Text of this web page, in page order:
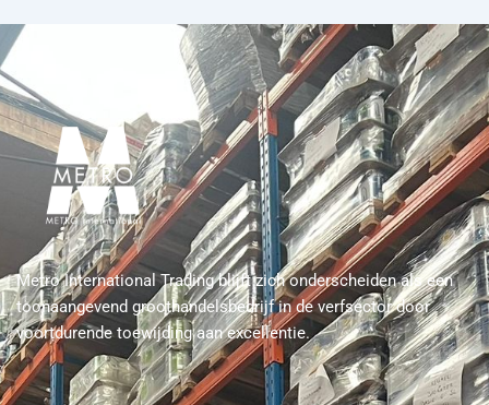
Metro International Trading blijft zich onderscheiden als een
toonaangevend groothandelsbedrijf in de verfsector door
voortdurende toewijding aan excellentie.